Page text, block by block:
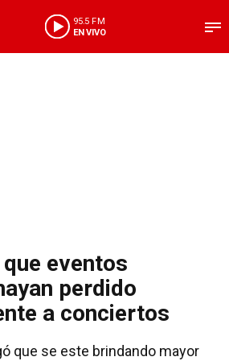
95.5 FM
EN VIVO
eventos
perdido
a conciertos
que se este brindando mayor